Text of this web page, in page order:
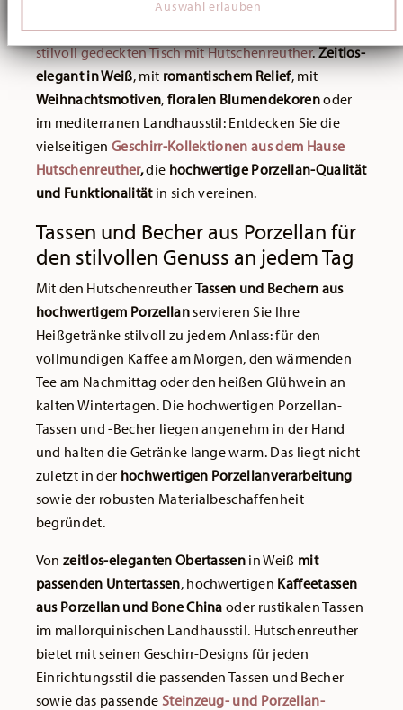
soziale Medien, Werbung und Analysen weiter. Unsere
Partner führen diese Informationen möglicherweise mit
weiteren Daten zusammen, die Sie ihnen bereitgestellt
haben oder die sie im Rahmen Ihrer Nutzung der Dienste
gesammelt haben.
Auswahl erlauben
Auch für die heiße Suppe als Vorspeise erhalten Sie
die passendenPorzellan-Suppentassen für Ihren
stilvoll gedeckten Tisch mit Hutschenreuther.Zeitlos-
elegant in Weiß, mit romantischem Relief, mit
Weihnachtsmotiven, floralen Blumendekorenoder
im mediterranen Landhausstil: Entdecken Sie die
vielseitigen Geschirr-Kollektionen aus dem Hause
Hutschenreuther,die hochwertige Porzellan-Qualität
und Funktionalität in sich vereinen.
Tassen und Becher aus Porzellan für
den stilvollen Genuss an jedem Tag
Mit den Hutschenreuther Tassen und Bechern aus
hochwertigem Porzellanservieren Sie Ihre
Heißgetränke stilvoll zu jedem Anlass: für den
vollmundigen Kaffee am Morgen, den wärmenden
Tee am Nachmittag oder den heißen Glühwein an
kalten Wintertagen. Die hochwertigen Porzellan-
Tassen und -Becher liegen angenehm in der Hand
und halten die Getränke lange warm. Das liegt nicht
zuletzt in der hochwertigen Porzellanverarbeitung
sowie der robusten Materialbeschaffenheit
begründet.
Vonzeitlos-eleganten Obertassen in Weiß mit
passenden Untertassen, hochwertigen Kaffeetassen
aus Porzellan und Bone China oder rustikalen Tassen
im mallorquinischen Landhausstil. Hutschenreuther
bietet mit seinen Geschirr-Designs für jeden
Einrichtungsstil die passenden Tassen und Becher
sowie das passende Steinzeug- und Porzellan-